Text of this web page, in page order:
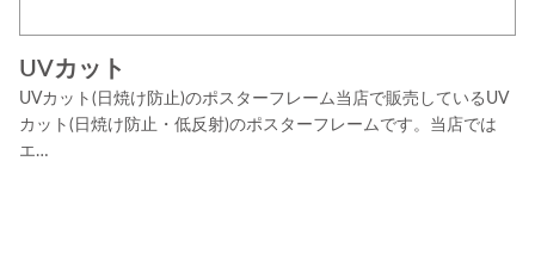
UVカット
UVカット(日焼け防止)のポスターフレーム当店で販売しているUV
カット(日焼け防止・低反射)のポスターフレームです。当店では
エ…